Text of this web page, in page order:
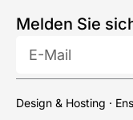
Melden Sie
Mail
Design & Hosting ·